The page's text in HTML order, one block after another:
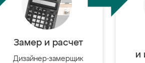
Замер и расчет
Дизайнер-замерщик
и